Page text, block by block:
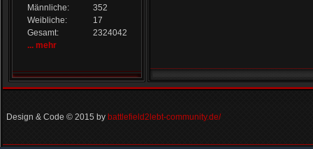
Männliche:
352
Weibliche:
17
Gesamt:
2324042
... mehr
Design & Code © 2015 by battlefield2lebt-community.de/